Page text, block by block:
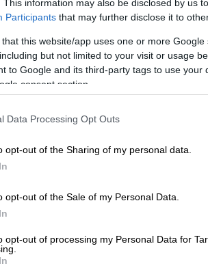
This information may also be disclosed by us
Participants that may further disclose it to
that this website/app uses one or more
but not limited to your visit or usage
to Google and its third-party tags to use your
consent section.
Data Processing Opt Outs
opt-out of the Sharing of my personal data.
opt-out of the Sale of my Personal Data.
opt-out of processing my Personal Data for
Αθλητισμός
θα προσπαθήσουμε και
την εικόνα της ομάδας του